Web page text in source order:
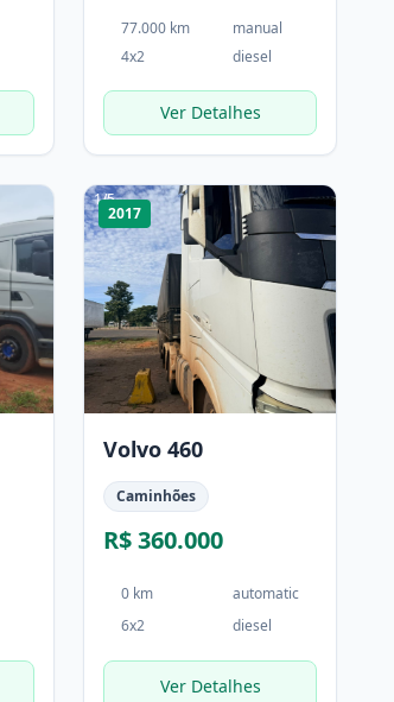
77.000 km
manual
4x2
diesel
Ver Detalhes
1/5
2017
Volvo 460
Caminhões
R$ 360.000
0 km
automatic
6x2
diesel
Ver Detalhes